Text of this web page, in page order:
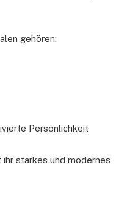
gehören:
Persönlichkeit
starkes und modernes